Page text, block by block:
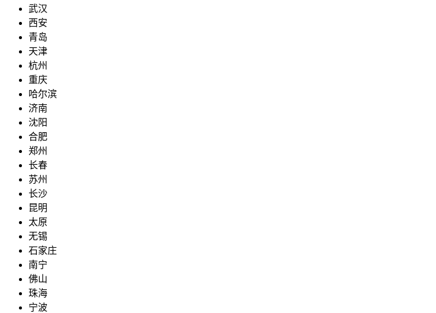
武汉
西安
青岛
天津
杭州
重庆
哈尔滨
济南
沈阳
合肥
郑州
长春
苏州
长沙
昆明
太原
无锡
石家庄
南宁
佛山
珠海
宁波